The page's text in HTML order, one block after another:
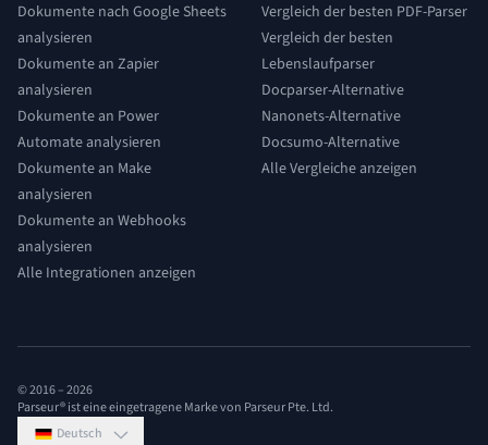
Dokumente nach Google Sheets
analysieren
Dokumente an Zapier
analysieren
Dokumente an Power
Automate analysieren
Dokumente an Make
analysieren
Dokumente an Webhooks
analysieren
Alle Integrationen anzeigen
Vergleich der besten PDF-Parser
Vergleich der besten
Lebenslaufparser
Docparser-Alternative
Nanonets-Alternative
Docsumo-Alternative
Alle Vergleiche anzeigen
© 2016 –2026
Parseur® ist eine eingetragene Marke von Parseur Pte. Ltd.
Deutsch